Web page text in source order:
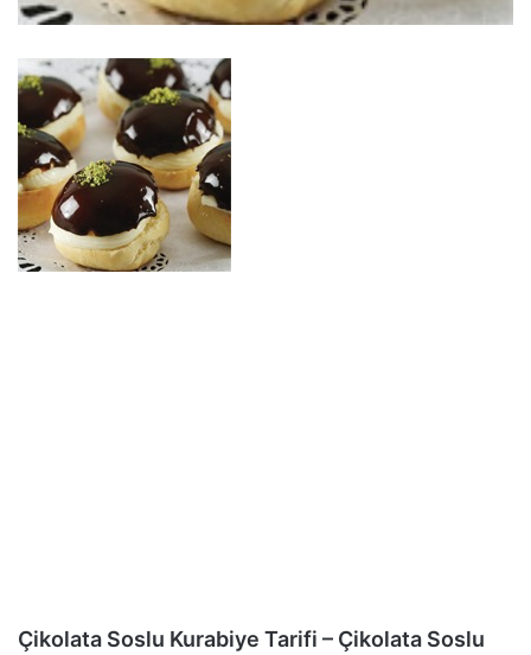
Çikolata Soslu Kurabiye Tarifi – Çikolata Soslu